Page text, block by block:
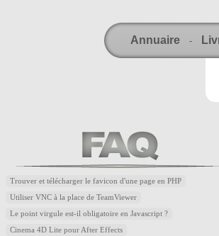
Annuaire -
Trouver et télécharger le favicon d'une page en PHP
Utiliser VNC à la place de TeamViewer
Le point virgule est-il obligatoire en Javascript ?
Cinema 4D Lite pour After Effects